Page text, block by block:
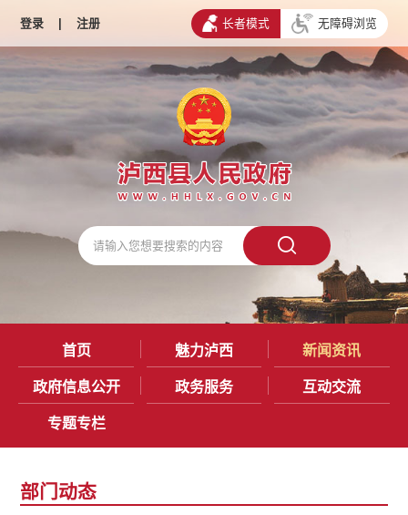
登录 | 注册 长者模式 无障碍浏览
首页 魅力泸西 新闻资讯
政府信息公开 政务服务 互动交流
专题专栏
部门动态